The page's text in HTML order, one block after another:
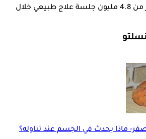
وزارة الصحة: أكثر من 4.8 مليون جلسة علاج طبيعي خلال
ماذا يحدث في الجسم عند تناوله؟